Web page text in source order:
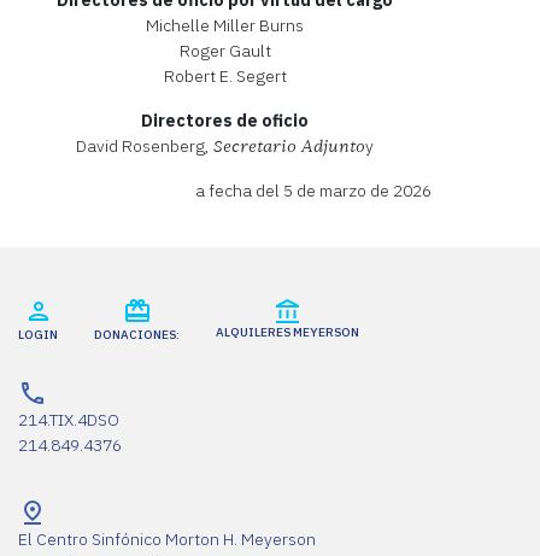
Michelle Miller Burns
Roger Gault
Robert E. Segert
Directores de oficio
David Rosenberg,Secretario Adjuntoy
a fecha del 5 de marzo de 2026
LOGIN DONACIONES: ALQUILERES MEYERSON
214.TIX.4DSO
214.849.4376
El Centro Sinfónico Morton H. Meyerson